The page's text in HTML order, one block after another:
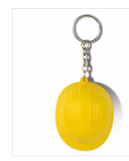
Portachiavi
antistress pallina
personalizzato O
mm